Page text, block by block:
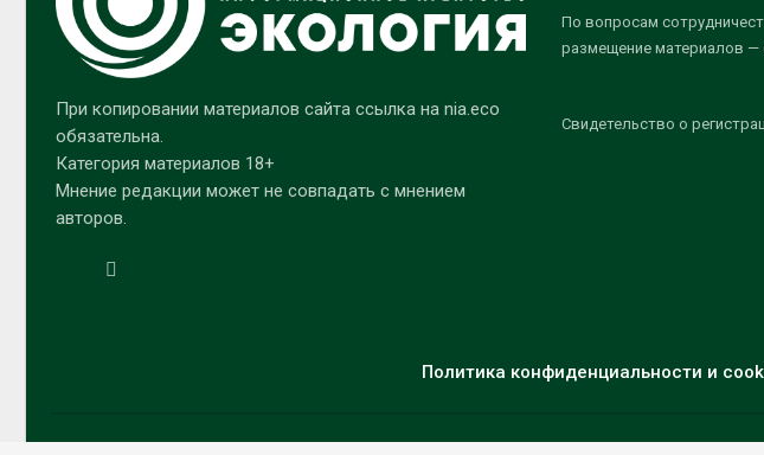
При копировании материалов сайта ссылка на nia.eco
обязательна.
Категория материалов 18+
Мнение редакции может не совпадать с мнением
авторов.
По вопросам
размещение материалов —
Свидетельство о
Политика конфиденциальности и